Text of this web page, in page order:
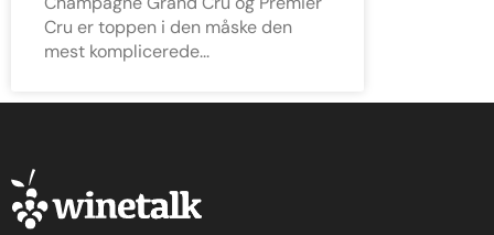
Cru er toppen i den måske den
mest komplicerede